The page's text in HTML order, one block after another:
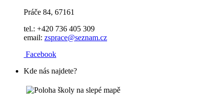
Práče 84, 67161
tel.: +420 736 405 309
email: zsprace@seznam.cz
Facebook
Kde nás najdete?